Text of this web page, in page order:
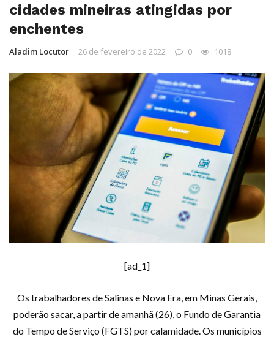
cidades mineiras atingidas por
enchentes
Aladim Locutor 26 de fevereiro de 2022 0 1018
[ad_1]
Os trabalhadores de Salinas e Nova Era, em Minas Gerais,
poderão sacar, a partir de amanhã (26), o Fundo de Garantia
do Tempo de Serviço (FGTS) por calamidade. Os municípios